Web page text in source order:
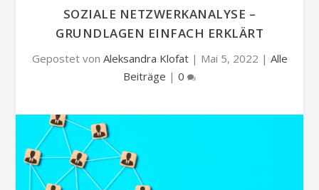
SOZIALE NETZWERKANALYSE –
GRUNDLAGEN EINFACH ERKLÄRT
Gepostet von Aleksandra Klofat| Mai 5, 2022 | Alle
Beiträge | 0